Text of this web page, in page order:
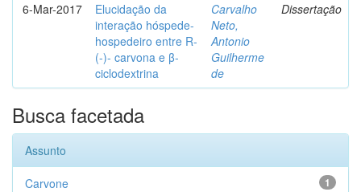
6-Mar-2017
Elucidação da
interação hóspede-
hospedeiro entre R-
(-)- carvona e β-
ciclodextrina
Carvalho
Neto,
Antonio
Guilherme
de
Dissertação
Busca facetada
Assunto
1
Carvone